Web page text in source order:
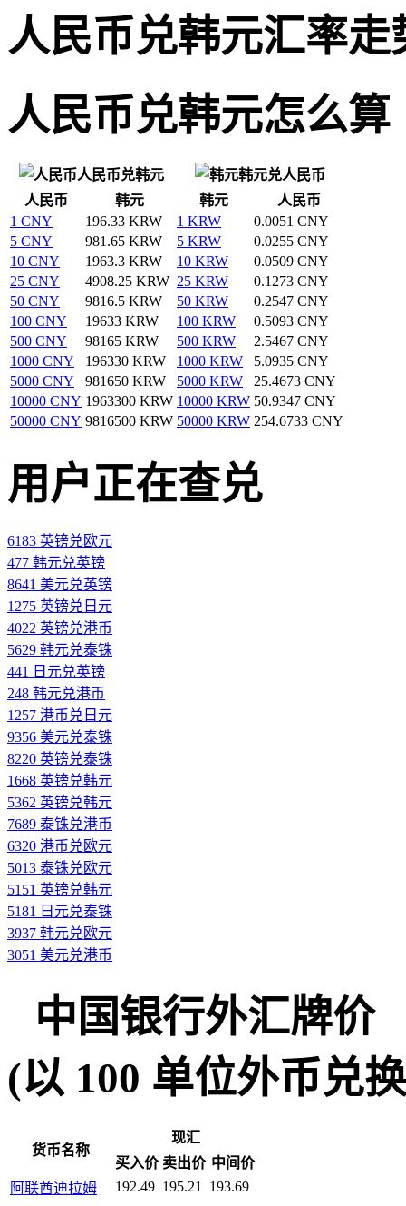
人民币兑韩元汇率走
人民币兑韩元怎么算
人民币兑韩元
韩元兑人民币
人民币
韩元 韩元
人民币
1 CNY
196.33 KRW 1 KRW
0.0051 CNY
5 CNY
981.65 KRW 5 KRW
0.0255 CNY
10 CNY
1963.3 KRW 10 KRW
0.0509 CNY
25 CNY
4908.25 KRW 25 KRW
0.1273 CNY
50 CNY
9816.5 KRW 50 KRW
0.2547 CNY
100 CNY
19633 KRW 100 KRW
0.5093 CNY
500 CNY
98165 KRW 500 KRW
2.5467 CNY
1000 CNY
196330 KRW 1000 KRW
5.0935 CNY
5000 CNY
981650 KRW 5000 KRW
25.4673 CNY
10000 CNY 1963300 KRW 10000 KRW 50.9347 CNY
50000 CNY 9816500 KRW 50000 KRW 254.6733 CNY
用户正在查兑
6183 英镑兑欧元
477 韩元兑英镑
8641 美元兑英镑
1275 英镑兑日元
4022 英镑兑港币
5629 韩元兑泰铢
441 日元兑英镑
248 韩元兑港币
1257 港币兑日元
9356 美元兑泰铢
8220 英镑兑泰铢
1668 英镑兑韩元
5362 英镑兑韩元
7689 泰铢兑港币
6320 港币兑欧元
5013 泰铢兑欧元
5151 英镑兑韩元
5181 日元兑泰铢
3937 韩元兑欧元
3051 美元兑港币
中国银行外汇牌价
(以 100 单位外币兑
货币名称
现汇
买入价 卖出价 中间价
阿联酋迪拉姆
192.49 195.21
193.69